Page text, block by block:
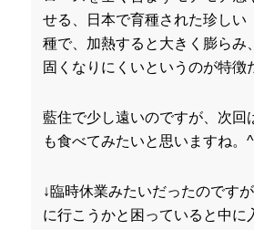
せる、日本で育種された珍しい
種で、加熱すると大きく膨らみ
固くなりにくいというのが特徴
藍住で少し遠いのですが、次回
も食べてみたいと思いますね。
↓臨時休業みたいだったのです
に行こうかと困っていると中に